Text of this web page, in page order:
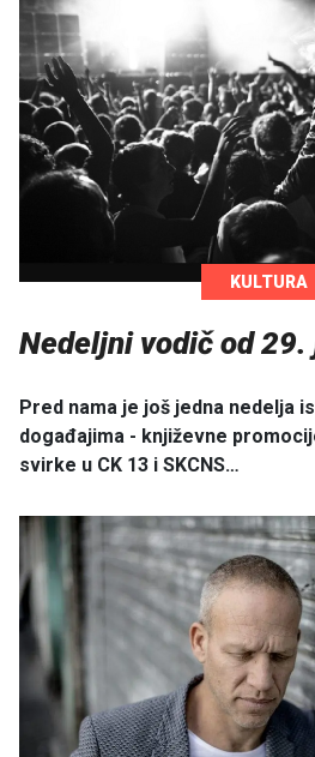
KULTURA
Nedeljni vodič od 29.
Pred nama je još jedna nedelja
događajima - književne
svirke u CK 13 i SKCNS…